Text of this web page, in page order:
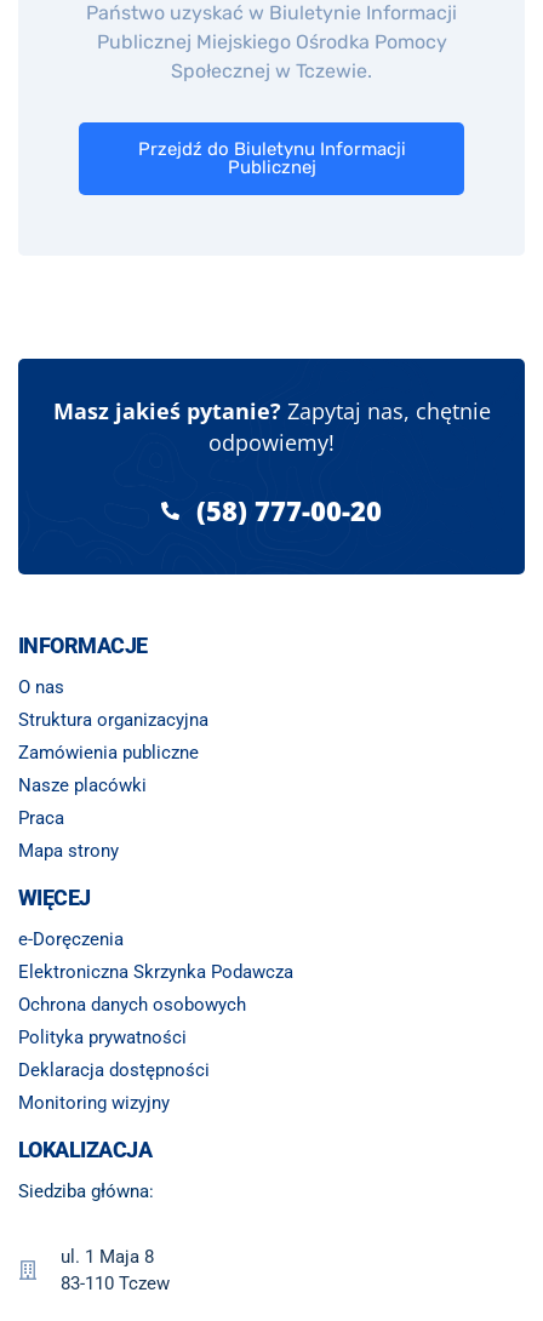
Państwo uzyskać w Biuletynie Informacji
Publicznej Miejskiego Ośrodka Pomocy
Społecznej w Tczewie.
Przejdź do Biuletynu Informacji
Publicznej
Masz jakieś pytanie?Zapytaj nas, chętnie
odpowiemy!
(58) 777-00-20
INFORMACJE
O nas
Struktura organizacyjna
Zamówienia publiczne
Nasze placówki
Praca
Mapa strony
WIĘCEJ
e-Doręczenia
Elektroniczna Skrzynka Podawcza
Ochrona danych osobowych
Polityka prywatności
Deklaracja dostępności
Monitoring wizyjny
LOKALIZACJA
Siedziba główna:
ul. 1 Maja 8
83-110 Tczew